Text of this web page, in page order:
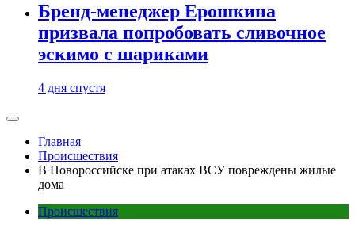
Бренд-менеджер Ерошкина
призвала попробовать сливочное
эскимо с шариками
4 дня спустя
Главная
Происшествия
В Новороссийске при атаках ВСУ повреждены жилые
дома
Происшествия